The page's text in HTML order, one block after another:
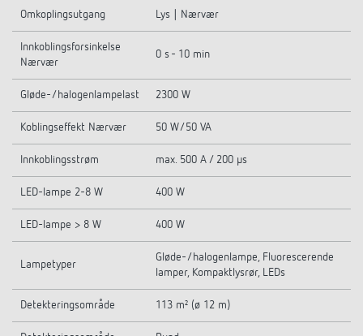
Omkoplingsutgang Lys | Nærvær
Innkoblingsforsinkelse
Nærvær
0 s - 10 min
Gløde-/halogenlampelast 2300 W
Koblingseffekt Nærvær 50 W/50 VA
Innkoblingsstrøm max. 500 A / 200 µs
LED-lampe 2-8 W 400 W
LED-lampe > 8 W 400 W
Lampetyper
Gløde-/halogenlampe, Fluorescerende
lamper, Kompaktlysrør, LEDs
Detekteringsområde 113 m² (ø 12 m)